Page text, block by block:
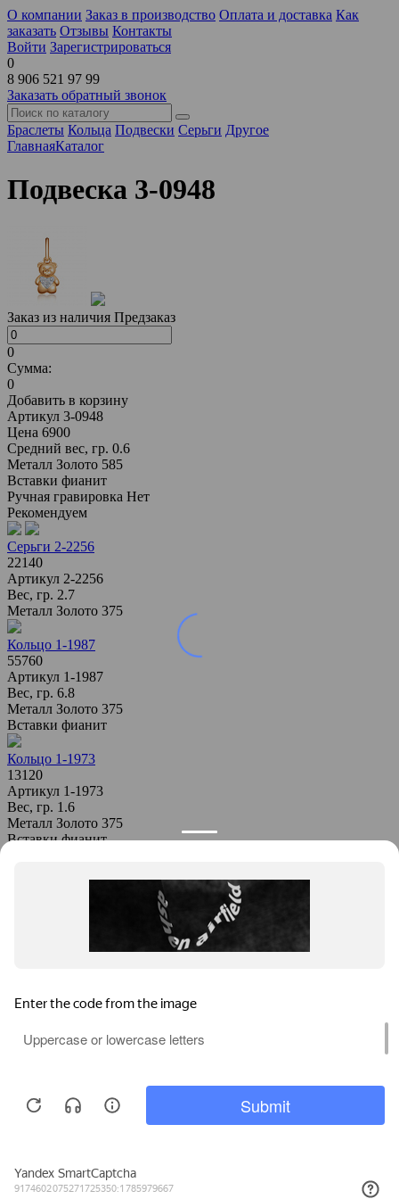
О компании Заказ в производство Оплата и доставка Как
заказать Отзывы Контакты
Войти Зарегистрироваться
0
8 906 521 97 99
Заказать обратный звонок
Браслеты Кольца Подвески Серьги Другое
ГлавнаяКаталог
Подвеска 3-0948
Заказ из наличия Предзаказ
0
Сумма:
0
Добавить в корзину
Артикул 3-0948
Цена 6900
Средний вес, гр. 0.6
Металл Золото 585
Вставки фианит
Ручная гравировка Нет
Рекомендуем
Серьги 2-2256
22140
Артикул 2-2256
Вес, гр. 2.7
Металл Золото 375
Кольцо 1-1987
55760
Артикул 1-1987
Вес, гр. 6.8
Металл Золото 375
Вставки фианит
Кольцо 1-1973
13120
Артикул 1-1973
Вес, гр. 1.6
Металл Золото 375
Вставки фианит
Политика конфиденциальности
Информация
Каталог
Браслеты Кольца Подвески
Заказать обратный звонок
Используем cookies для корректной работы сайта,
данных